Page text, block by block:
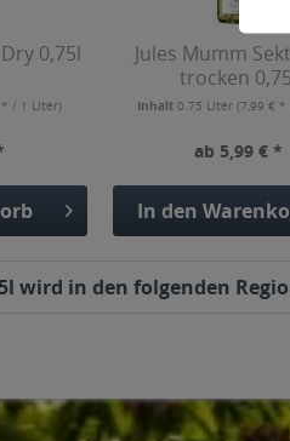
0,75l
* / 1 Liter)
Jules Mumm
trocken
Inhalt 0.75 Liter (7,99 €
ab 5,99 € *
In den
wird in den folgenden